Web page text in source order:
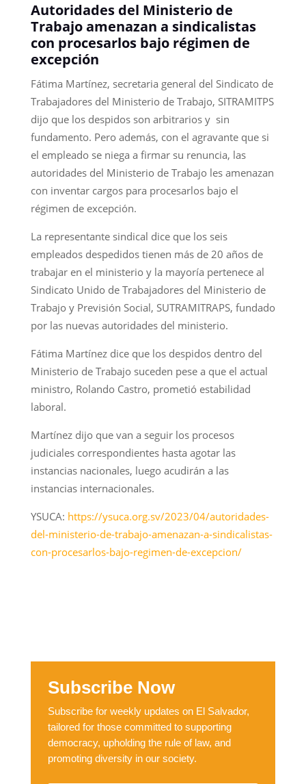
Autoridades del Ministerio de
Trabajo amenazan a sindicalistas
con procesarlos bajo régimen de
excepción
Fátima Martínez, secretaria general del Sindicato de
Trabajadores del Ministerio de Trabajo, SITRAMITPS
dijo que los despidos son arbitrarios y sin
fundamento. Pero además, con el agravante que si
el empleado se niega a firmar su renuncia, las
autoridades del Ministerio de Trabajo les amenazan
con inventar cargos para procesarlos bajo el
régimen de excepción.
La representante sindical dice que los seis
empleados despedidos tienen más de 20 años de
trabajar en el ministerio y la mayoría pertenece al
Sindicato Unido de Trabajadores del Ministerio de
Trabajo y Previsión Social, SUTRAMITRAPS, fundado
por las nuevas autoridades del ministerio.
Fátima Martínez dice que los despidos dentro del
Ministerio de Trabajo suceden pese a que el actual
ministro, Rolando Castro, prometió estabilidad
laboral.
Martínez dijo que van a seguir los procesos
judiciales correspondientes hasta agotar las
instancias nacionales, luego acudirán a las
instancias internacionales.
YSUCA: https://ysuca.org.sv/2023/04/autoridades-
del-ministerio-de-trabajo-amenazan-a-sindicalistas-
con-procesarlos-bajo-regimen-de-excepcion/
Subscribe Now
Subscribe for weekly updates on El Salvador,
tailored for those committed to supporting
democracy, upholding the rule of law, and
promoting diversity in our society.